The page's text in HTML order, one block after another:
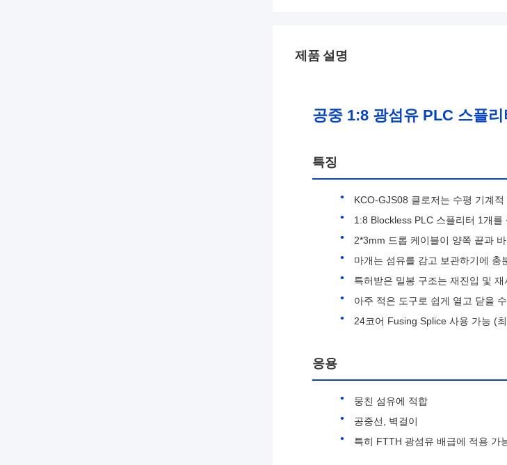
제품 설명
공중 1:8 광섬유 PLC 스플
특징
KCO-GJS08 클로저는 수평 기계
1:8 Blockless PLC 스플리터 1개를
2*3mm 드롭 케이블이 양쪽 끝과
마개는 섬유를 감고 보관하기에 충
특허받은 밀봉 구조는 재진입 및
아주 적은 도구로 쉽게 열고 닫을
24코어 Fusing Splice 사용 가능 (
응용
뭉친 섬유에 적합
공중선, 벽걸이
특히 FTTH 광섬유 배급에 적용 가